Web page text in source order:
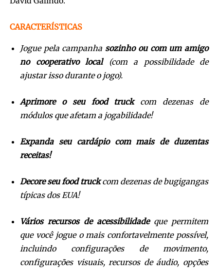
CARACTERÍSTICAS
Jogue pela campanha sozinho ou com um amigo
no cooperativo local(com a possibilidade de
ajustar isso durante o jogo).
Aprimore o seu food truckcom dezenas de
módulos que afetam a jogabilidade!
Expanda seu cardápio com mais de duzentas
receitas!
Decore seu food truckcom dezenas de bugigangas
típicas dos EUA!
Vários recursos de acessibilidadeque permitem
que você jogue o mais confortavelmente possível,
incluindo configurações de movimento,
configurações visuais, recursos de áudio, opções